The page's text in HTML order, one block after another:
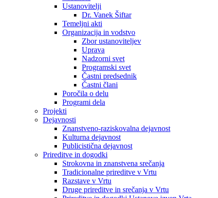
Ustanovitelji
Dr. Vanek Šiftar
Temeljni akti
Organizacija in vodstvo
Zbor ustanoviteljev
Uprava
Nadzorni svet
Programski svet
Častni predsednik
Častni člani
Poročila o delu
Programi dela
Projekti
Dejavnosti
Znanstveno-raziskovalna dejavnost
Kulturna dejavnost
Publicistična dejavnost
Prireditve in dogodki
Strokovna in znanstvena srečanja
Tradicionalne prireditve v Vrtu
Razstave v Vrtu
Druge prireditve in srečanja v Vrtu